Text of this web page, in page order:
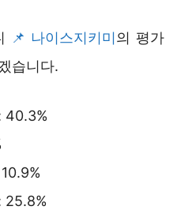
나이스지키미의 평가
습니다.
40.3%
25.8%